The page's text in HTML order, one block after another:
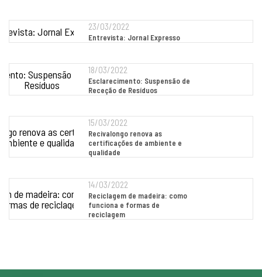
23/03/2022
Entrevista: Jornal Expresso
18/03/2022
Esclarecimento: Suspensão de
Receção de Resíduos
15/03/2022
Recivalongo renova as
certificações de ambiente e
qualidade
14/03/2022
Reciclagem de madeira: como
funciona e formas de
reciclagem